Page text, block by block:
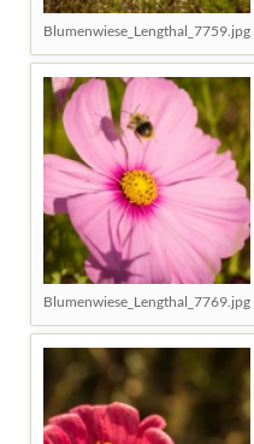
Blumenwiese_Lengthal_7759.jpg
Blumenwiese_Lengthal_7769.jpg